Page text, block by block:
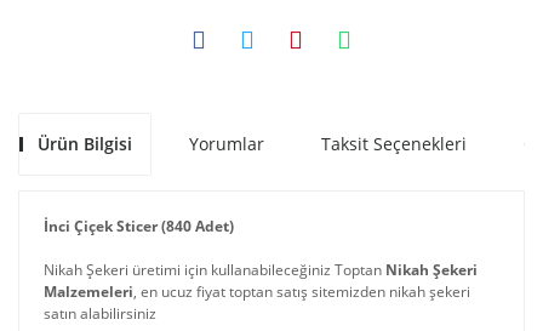
Ürün Bilgisi Yorumlar Taksit Seçenekleri
İnci Çiçek Sticer (840 Adet)
Nikah Şekeri üretimi için kullanabileceğiniz Toptan Nikah Şekeri
Malzemeleri, en ucuz fiyat toptan satış sitemizden nikah şekeri
satın alabilirsiniz